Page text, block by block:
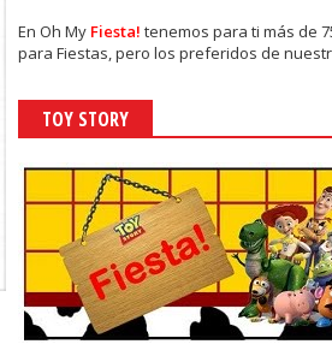
EnOh My Fiesta! tenemos para ti más de
para Fiestas, pero los preferidos de
TOY STORY